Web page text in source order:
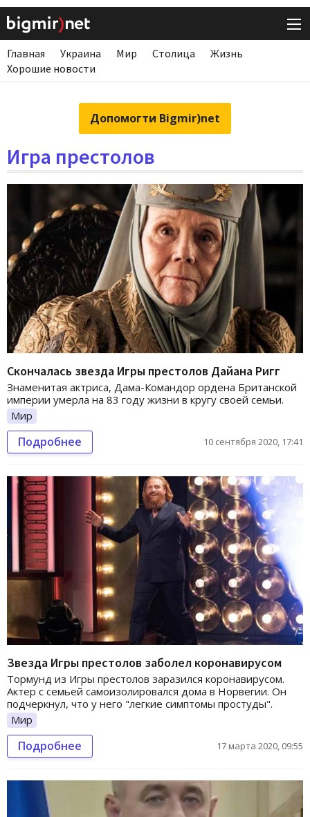
Главная Украина Мир Столица
Жизнь
Хорошие новости
Допомогти Bigmir)net
Игра престолов
Скончалась звезда Игры престолов Дайана Ригг
Знаменитая актриса, Дама-Командор ордена Британской
империи умерла на 83 году жизни в кругу своей семьи.
Мир
Подробнее 10 сентября 2020, 17:41
Звезда Игры престолов заболел коронавирусом
Тормунд из Игры престолов заразился коронавирусом.
Актер с семьей самоизолировался дома в Норвегии. Он
подчеркнул, что у него "легкие симптомы простуды".
Мир
Подробнее 17 марта 2020, 09:55